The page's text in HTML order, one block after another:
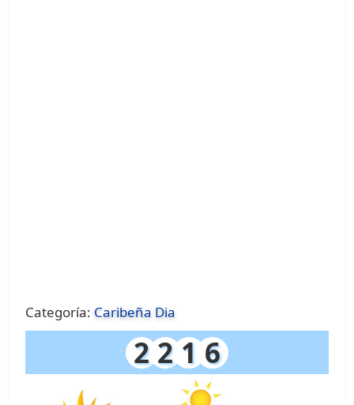
Categoría: Caribeña Dia
2 2 1 6